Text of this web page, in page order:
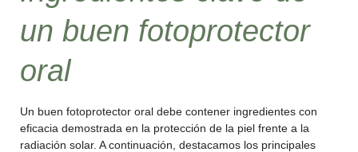
un buen fotoprotector
oral
Un buen fotoprotector oral debe contener ingredientes con
eficacia demostrada en la protección de la piel frente a la
radiación solar. A continuación, destacamos los principales